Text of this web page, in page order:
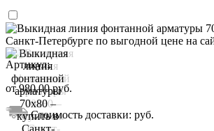
Артикул:
от980,00руб.
Стоимость доставки: руб.